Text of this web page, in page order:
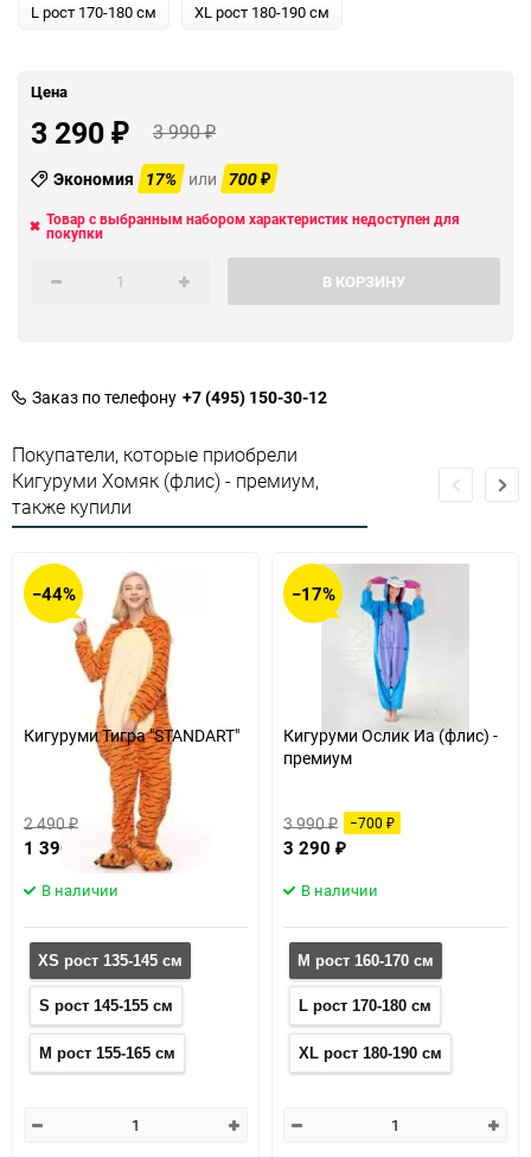
L рост 170-180 см XL рост 180-190 см
Цена
3 290 ₽ 3 990₽
Экономия 17% или 700₽
Товар с выбранным набором характеристик недоступен для
покупки
В КОРЗИНУ
Заказ по телефону +7 (495) 150-30-12
Покупатели, которые приобрели
Кигуруми Хомяк (флис) - премиум,
также купили
−44%
Кигуруми Тигра "STANDART"
2 490₽ −1 100₽
1 390
В наличии
XS рост 135-145 см
S рост 145-155 см
M рост 155-165 см
−17%
Кигуруми Ослик Иа (флис) -
премиум
3 990₽ −700 ₽
3 290 ₽
В наличии
M рост 160-170 см
L рост 170-180 см
XL рост 180-190 см